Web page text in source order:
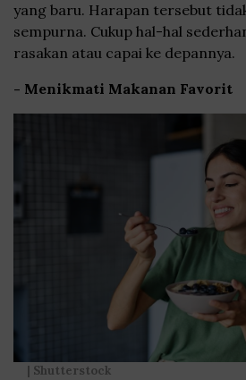
yang baru. Harapan tersebut
sempurna. Cukup hal-hal
rasakan atau capai ke depannya.
- Menikmati Makanan Favorit
| Shutterstock